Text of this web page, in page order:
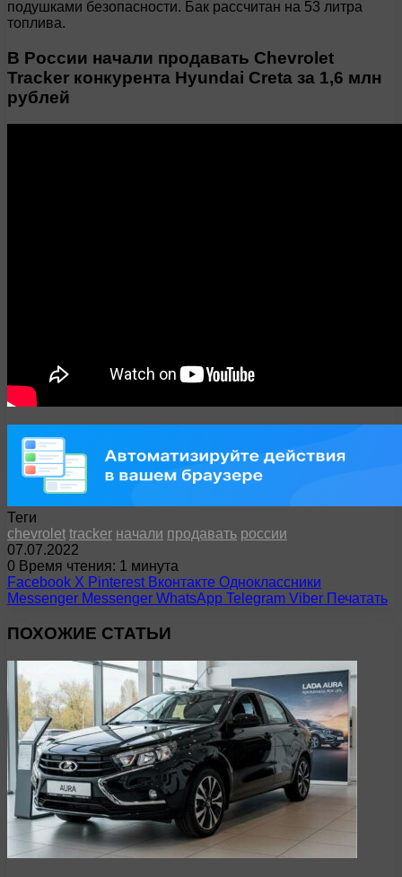
подушками безопасности. Бак рассчитан на 53 литра
топлива.
В России начали продавать Chevrolet
Tracker конкурента Hyundai Creta за 1,6 млн
рублей
Теги
chevrolet tracker начали продавать россии
07.07.2022
0 Время чтения: 1 минута
Facebook X Pinterest Вконтакте Одноклассники
Messenger Messenger WhatsApp Telegram Viber Печатать
ПОХОЖИЕ СТАТЬИ